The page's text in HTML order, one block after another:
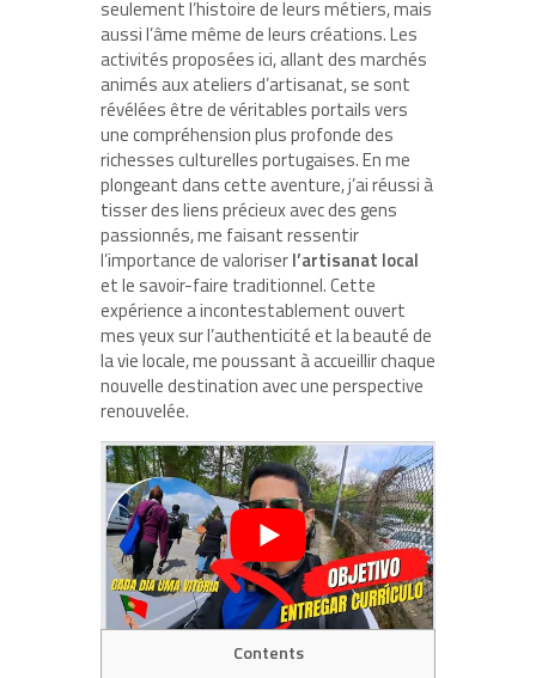
seulement l’histoire de leurs métiers, mais
aussi l’âme même de leurs créations. Les
activités proposées ici, allant des marchés
animés aux ateliers d’artisanat, se sont
révélées être de véritables portails vers
une compréhension plus profonde des
richesses culturelles portugaises. En me
plongeant dans cette aventure, j’ai réussi à
tisser des liens précieux avec des gens
passionnés, me faisant ressentir
l’importance de valoriserl’artisanat local
et le savoir-faire traditionnel. Cette
expérience a incontestablement ouvert
mes yeux sur l’authenticité et la beauté de
la vie locale, me poussant à accueillir chaque
nouvelle destination avec une perspective
renouvelée.
Contents